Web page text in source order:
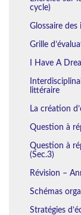
cycle)
Glossaire des
Grille
I Have A
littéraire
La création
Question à
Question à
(Sec.3)
Révision –
Schémas
Stratégies